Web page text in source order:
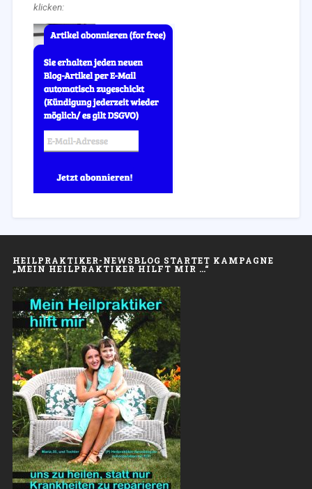
klicken:
HEILPRAKTIKER-NEWSBLOG STARTET KAMPAGNE
„MEIN HEILPRAKTIKER HILFT MIR …“